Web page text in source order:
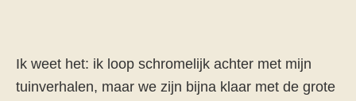
Ik weet het: ik loop schromelijk achter met mijn
tuinverhalen, maar we zijn bijna klaar met de grote